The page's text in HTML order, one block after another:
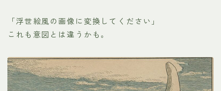
「浮世絵風の画像に変換してください」
これも意図とは違うかも。